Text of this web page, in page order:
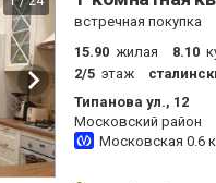
встречная покупка
15.90 жилая 8.10
2/5 этаж
Типанова ул., 12
Московский район
Московская 0.6